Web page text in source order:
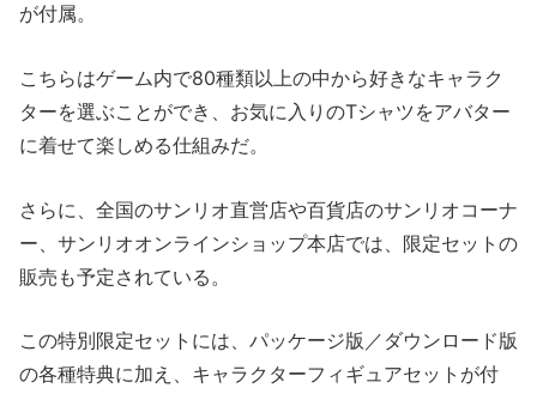
が付属。
こちらはゲーム内で80種類以上の中から好きなキャラク
ターを選ぶことができ、お気に入りのTシャツをアバター
に着せて楽しめる仕組みだ。
さらに、全国のサンリオ直営店や百貨店のサンリオコーナ
ー、サンリオオンラインショップ本店では、限定セットの
販売も予定されている。
この特別限定セットには、パッケージ版／ダウンロード版
の各種特典に加え、キャラクターフィギュアセットが付